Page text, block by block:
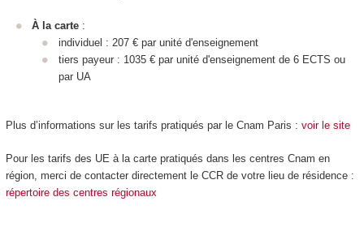
À la carte :
individuel : 207 € par unité d'enseignement
tiers payeur : 1035 € par unité d'enseignementde 6 ECTS ou
par UA
Plus d’informations sur les tarifs pratiqués par le Cnam Paris : voir le site
Pour les tarifs des UE à la cartepratiqués dans les centres Cnam en
région, merci de contacter directement le CCR de votre lieu de résidence :
répertoire des centres régionaux